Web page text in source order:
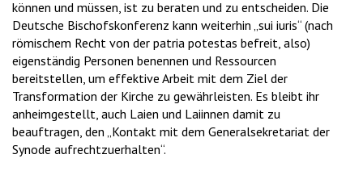
können und müssen, ist zu beraten und zu entscheiden. Die
Deutsche Bischofskonferenz kann weiterhin „sui iuris“ (nach
römischem Recht von der patria potestas befreit, also)
eigenständig Personen benennen und Ressourcen
bereitstellen, um effektive Arbeit mit dem Ziel der
Transformation der Kirche zu gewährleisten. Es bleibt ihr
anheimgestellt, auch Laien und Laiinnen damit zu
beauftragen, den „Kontakt mit dem Generalsekretariat der
Synode aufrechtzuerhalten“.